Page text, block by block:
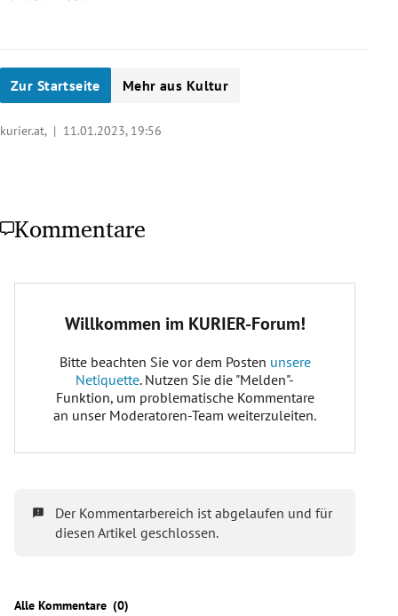
Zur Startseite Mehr aus Kultur
kurier.at, | 11.01.2023, 19:56
Kommentare